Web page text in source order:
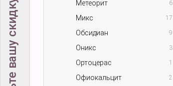
Метеорит 6
Микс 17
Обсидиан 9
Оникс 3
Ортоцерас 1
Офиокальцит 2